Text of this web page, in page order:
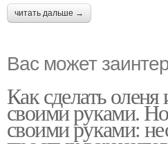
читать дальше →
Вас может
Как сделать
своими руками.
своими руками: